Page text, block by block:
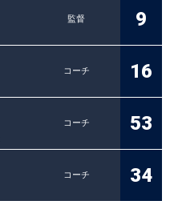
監督
9
コーチ
16
コーチ
53
コーチ
34